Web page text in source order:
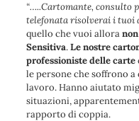
“…..Cartomante, consulto
telefonata risolverai i tuoi
quello che vuoi allora
Sensitiva.Le nostre
professioniste delle carte
le persone che soffrono a
lavoro. Hanno aiutato
situazioni,
rapporto di coppia.